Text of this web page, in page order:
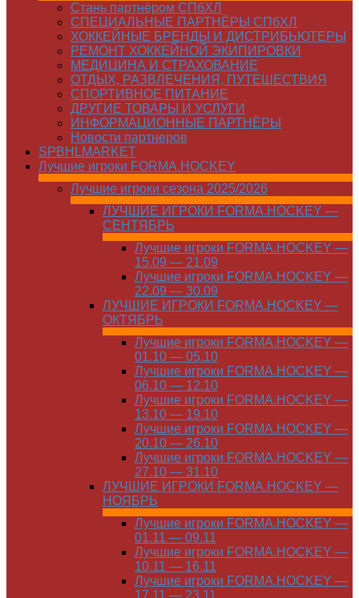
Стань партнёром СПбХЛ
СПЕЦИАЛЬНЫЕ ПАРТНЁРЫ СПбХЛ
ХОККЕЙНЫЕ БРЕНДЫ И ДИСТРИБЬЮТЕРЫ
РЕМОНТ ХОККЕЙНОЙ ЭКИПИРОВКИ
МЕДИЦИНА И СТРАХОВАНИЕ
ОТДЫХ, РАЗВЛЕЧЕНИЯ, ПУТЕШЕСТВИЯ
СПОРТИВНОЕ ПИТАНИЕ
ДРУГИЕ ТОВАРЫ И УСЛУГИ
ИНФОРМАЦИОННЫЕ ПАРТНЁРЫ
Новости партнеров
SPBHLMARKET
Лучшие игроки FORMA.HOCKEY
Лучшие игроки сезона 2025/2026
ЛУЧШИЕ ИГРОКИ FORMA.HOCKEY —
СЕНТЯБРЬ
Лучшие игроки FORMA.HOCKEY —
15.09 — 21.09
Лучшие игроки FORMA.HOCKEY —
22.09 — 30.09
ЛУЧШИЕ ИГРОКИ FORMA.HOCKEY —
ОКТЯБРЬ
Лучшие игроки FORMA.HOCKEY —
01.10 — 05.10
Лучшие игроки FORMA.HOCKEY —
06.10 — 12.10
Лучшие игроки FORMA.HOCKEY —
13.10 — 19.10
Лучшие игроки FORMA.HOCKEY —
20.10 — 26.10
Лучшие игроки FORMA.HOCKEY —
27.10 — 31.10
ЛУЧШИЕ ИГРОКИ FORMA.HOCKEY —
НОЯБРЬ
Лучшие игроки FORMA.HOCKEY —
01.11 — 09.11
Лучшие игроки FORMA.HOCKEY —
10.11 — 16.11
Лучшие игроки FORMA.HOCKEY —
17.11 — 23.11